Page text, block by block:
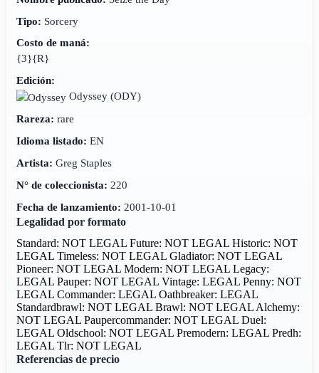
Tipo: Sorcery
Costo de maná:
{3}{R}
Edición:
Odyssey(ODY)
Rareza: rare
Idioma listado: EN
Artista: Greg Staples
N° de coleccionista: 220
Fecha de lanzamiento: 2001-10-01
Legalidad por formato
Standard: NOT LEGALFuture: NOT LEGALHistoric: NOT
LEGALTimeless: NOT LEGALGladiator: NOT LEGAL
Pioneer: NOT LEGALModern: NOT LEGALLegacy:
LEGALPauper: NOT LEGALVintage: LEGALPenny: NOT
LEGALCommander: LEGALOathbreaker: LEGAL
Standardbrawl: NOT LEGALBrawl: NOT LEGAL Alchemy:
NOT LEGALPaupercommander: NOT LEGALDuel:
LEGALOldschool: NOT LEGALPremodern: LEGALPredh:
LEGALTlr: NOT LEGAL
Referencias de precio